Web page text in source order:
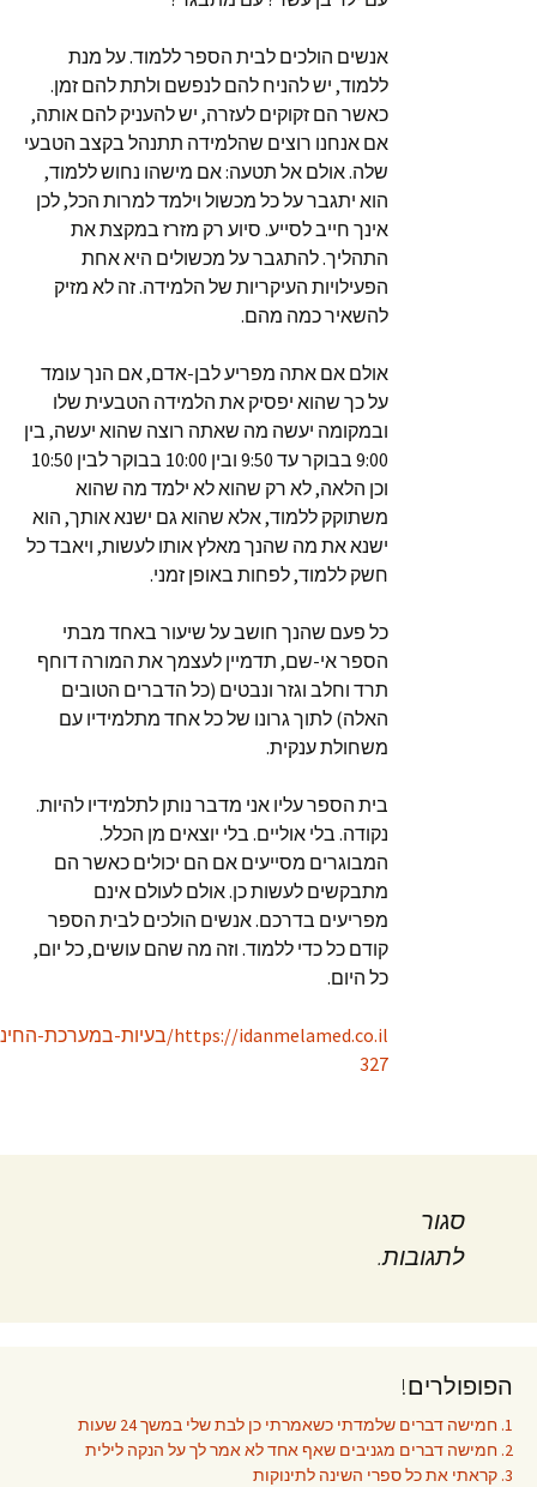
אנשים הולכים לבית הספר ללמוד. על מנת
ללמוד, יש להניח להם לנפשם ולתת להם זמן.
כאשר הם זקוקים לעזרה, יש להעניק להם אותה,
אם אנחנו רוצים שהלמידה תתנהל בקצב הטבעי
שלה. אולם אל תטעה: אם מישהו נחוש ללמוד,
הוא יתגבר על כל מכשול וילמד למרות הכל, לכן
אינך חייב לסייע. סיוע רק מזרז במקצת את
התהליך. להתגבר על מכשולים היא אחת
הפעילויות העיקריות של הלמידה. זה לא מזיק
להשאיר כמה מהם.
אולם אם אתה מפריע לבן-אדם, אם הנך עומד
על כך שהוא יפסיק את הלמידה הטבעית שלו
ובמקומה יעשה מה שאתה רוצה שהוא יעשה, בין
9:00 בבוקר עד 9:50 ובין 10:00 בבוקר לבין 10:50
וכן הלאה, לא רק שהוא לא ילמד מה שהוא
משתוקק ללמוד, אלא שהוא גם ישנא אותך, הוא
ישנא את מה שהנך מאלץ אותו לעשות, ויאבד כל
חשק ללמוד, לפחות באופן זמני.
כל פעם שהנך חושב על שיעור באחד מבתי
הספר אי-שם, תדמיין לעצמך את המורה דוחף
תרד וחלב וגזר ונבטים (כל הדברים הטובים
האלה) לתוך גרונו של כל אחד מתלמידיו עם
משחולת ענקית.
בית הספר עליו אני מדבר נותן לתלמידיו להיות.
נקודה. בלי אוליים. בלי יוצאים מן הכלל.
המבוגרים מסייעים אם הם יכולים כאשר הם
מתבקשים לעשות כן. אולם לעולם אינם
מפריעים בדרכם. אנשים הולכים לבית הספר
קודם כל כדי ללמוד. וזה מה שהם עושים, כל יום,
כל היום.
327
סגור
לתגובות.
הפופולרים!
1. חמישה דברים שלמדתי כשאמרתי כן לבת שלי במשך 24 שעות
2. חמישה דברים מגניבים שאף אחד לא אמר לך על הנקה לילית
3. קראתי את כל ספרי השינה לתינוקות